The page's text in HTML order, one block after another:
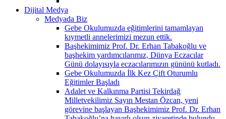
Dijital Medya
Medyada Biz
Gebe Okulumuzda eğitimlerini tamamlayan
kıymetli annelerimizi mezun ettik.
Başhekimimiz Prof. Dr. Erhan Tabakoğlu ve
başhekim yardımcılarımız, Dünya Eczacılar
Günü dolayısıyla eczacılarımızın gününü kutladı.
Gebe Okulumuzda İlk Kez Çift Oturumlu
Eğitimler Başladı
Adalet ve Kalkınma Partisi Tekirdağ
Milletvekilimiz Sayın Mestan Özcan, yeni
görevine başlayan Başhekimimiz Prof. Dr. Erhan